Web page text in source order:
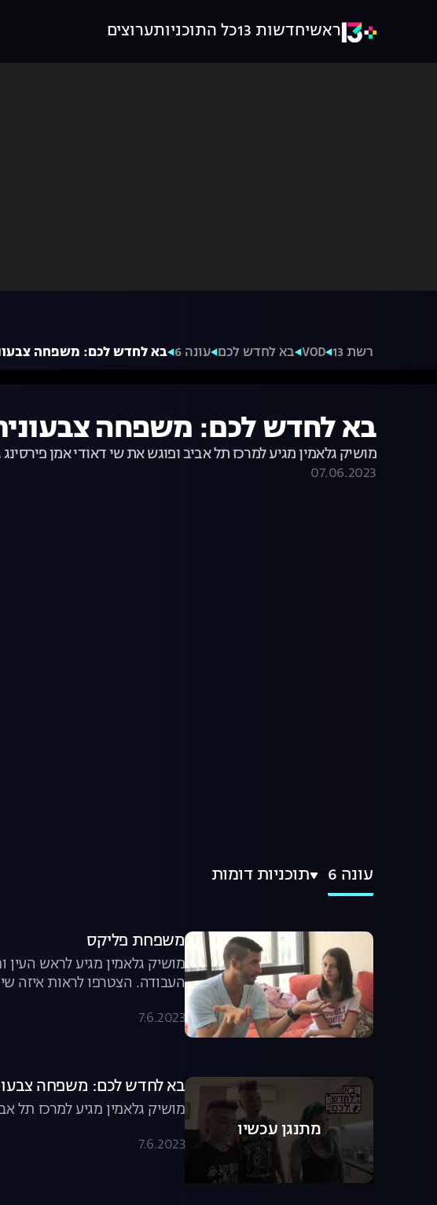
ראשיחדשות 13 כל התוכניותערוצים
רשת 13 VOD בא לחדש לכם עונה 6 בא לחדש לכם: משפחה
בא לחדש לכם: משפחה
מושיק גלאמין מגיע למרכז תל אביב ופוגש את שי דאודי אמן
07.06.2023
עונה 6 תוכניות דומות
משפחת פליקס
מושיק גלאמין מגיע לראש
העבודה. הצטרפו לראות איזה
7.6.2023
מתנגן עכשיו
בא לחדש לכם: משפחה
מושיק גלאמין מגיע למרכז תל
7.6.2023